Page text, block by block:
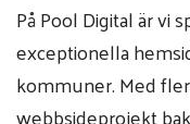
På Pool Digital är vi
exceptionella
kommuner. Med